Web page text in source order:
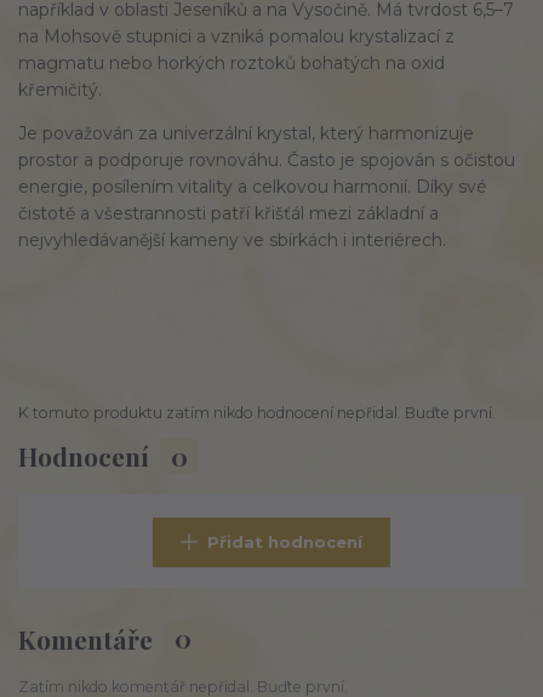
například v oblasti Jeseníků a na Vysočině. Má tvrdost 6,5–7
na Mohsově stupnici a vzniká pomalou krystalizací z
magmatu nebo horkých roztoků bohatých na oxid
křemičitý.
Je považován za univerzální krystal, který harmonizuje
prostor a podporuje rovnováhu. Často je spojován s očistou
energie, posílením vitality a celkovou harmonií. Díky své
čistotě a všestrannosti patří křišťál mezi základní a
nejvyhledávanější kameny ve sbírkách i interiérech.
Hodnocení 0
K tomuto produktu zatím nikdo hodnocení nepřidal. Buďte první.
Přidat hodnocení
Komentáře 0
Zatím nikdo komentář nepřidal. Buďte první.